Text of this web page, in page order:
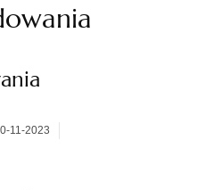
11-2023